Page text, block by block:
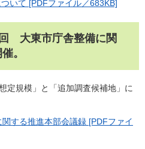
いて [PDFファイル／683KB]
大東市庁舎整備に関
。
定規模」と「追加調査候補地」に
する推進本部会議録 [PDFファイ